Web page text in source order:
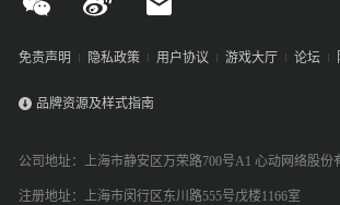
免责声明 隐私政策 用户协议 游戏大厅 论坛
品牌资源及样式指南
公司地址：上海市静安区万荣路700号A1 心动网络股份
注册地址：上海市闵行区东川路555号戊楼1166室